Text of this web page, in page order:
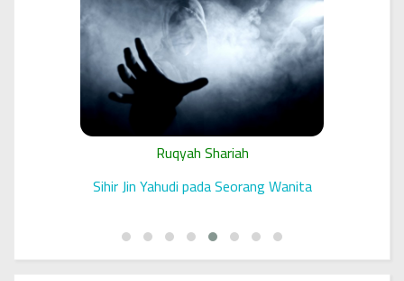
Ruqyah Shariah
A Jewish Jinns Spell on a Woman